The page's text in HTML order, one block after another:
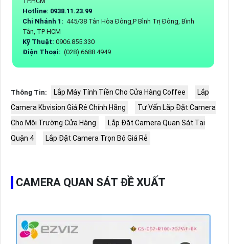
Hotline: 0938.11.23.99
Chi Nhánh 1: 445/38 Tân Hòa Đông,P Bình Trị Đông, Bình
Tân, TP HCM
Kỹ Thuật: 0906.855.330
Điện Thoại: (028) 6688.4949
Thông Tin: Lắp Máy Tính Tiền Cho Cửa Hàng Coffee
Lắp
Camera Kbvision Giá Rẻ Chính Hãng
Tư Vấn Lắp Đặt Camera
Cho Môi Trường Cửa Hàng
Lắp Đặt Camera Quan Sát Tại
Quận 4
Lắp Đặt Camera Trọn Bộ Giá Rẻ
CAMERA QUAN SÁT ĐỀ XUẤT